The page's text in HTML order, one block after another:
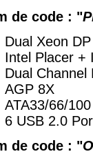
de code : "
Dual Xeon
Intel Placer +
Dual
AGP 8X
ATA33/66/100
6 USB 2.0
de code : "